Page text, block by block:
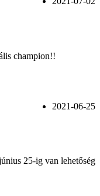
champion!!
2021-06-25
25-ig van lehetőség